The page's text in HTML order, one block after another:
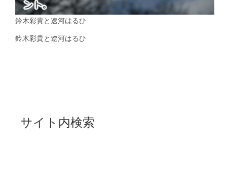
鈴木彩貴と遼河はるひ
鈴木彩貴と遼河はるひ
サイト内検索